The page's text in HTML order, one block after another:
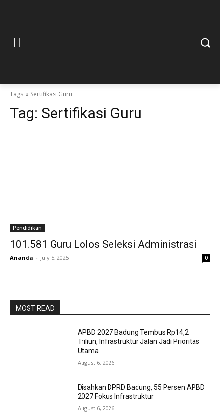
Tags Sertifikasi Guru
Tag: Sertifikasi Guru
Pendidikan
101.581 Guru Lolos Seleksi Administrasi
Ananda - July 5, 2025 0
MOST READ
APBD 2027 Badung Tembus Rp14,2
Triliun, Infrastruktur Jalan Jadi Prioritas
Utama
August 6, 2026
Disahkan DPRD Badung, 55 Persen APBD
2027 Fokus Infrastruktur
August 6, 2026